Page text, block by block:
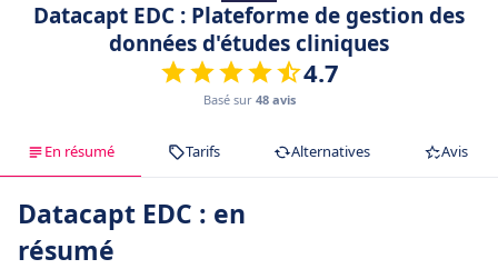
Datacapt EDC : Plateforme de gestion des
données d'études cliniques
4.7
Basé sur 48 avis
En résumé Tarifs Alternatives Avis
Datacapt EDC : en
résumé